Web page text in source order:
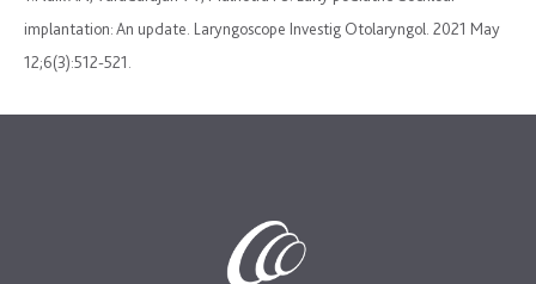
implantation: An update. Laryngoscope Investig Otolaryngol. 2021 May
12;6(3):512-521.